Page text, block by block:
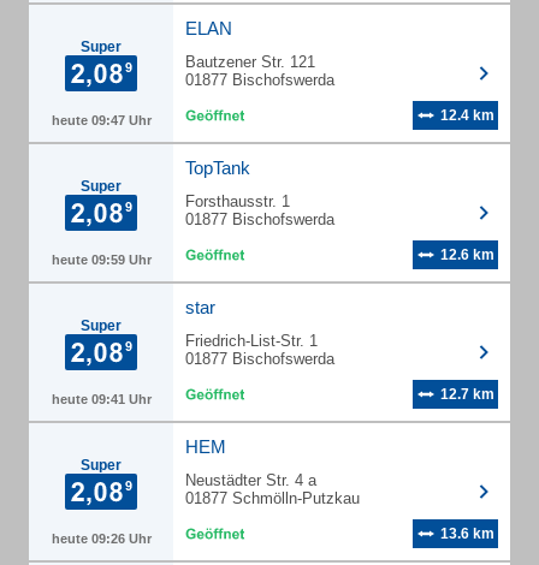
Super
heute 09:47 Uhr
ELAN
Bautzener Str. 121
01877 Bischofswerda
12.4 km
Super
heute 09:59 Uhr
TopTank
Forsthausstr. 1
01877 Bischofswerda
12.6 km
Super
heute 09:41 Uhr
star
Friedrich-List-Str. 1
01877 Bischofswerda
12.7 km
Super
heute 09:26 Uhr
HEM
Neustädter Str. 4 a
01877 Schmölln-Putzkau
13.6 km